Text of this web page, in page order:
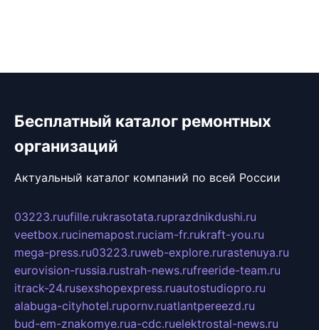
Бесплатный каталог ремонтных
организаций
Актуальный каталог компаний по всей России
03223.ruufille.rukrasotata.ruprazdnikdushi.ru
veetbox.rucinemapost.ruciam-fr.rukraft-you.ru
mega-press.ru03223.ruweb-explore.rurastenuya.ru
eurovision-russia.rustrah-news.rufreeride-team.ru
itrack-24.rusexshopexpress.ruautostudiopro.ru
alabuga-cityhotel.rupornv.ruatlantpereezd.ru
bud-em-znakomye.rua-cdc.ruelektrostal-news.ru